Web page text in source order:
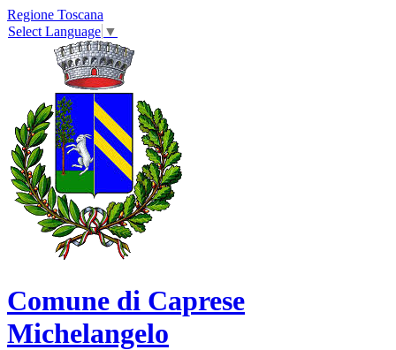
Regione Toscana
Select Language ▼
Comune di Caprese
Michelangelo